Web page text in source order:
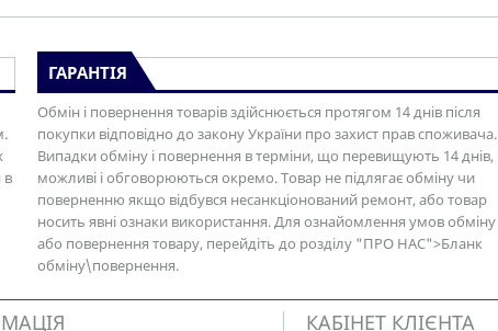
в
ГАРАНТІЯ
Обмін і повернення товарів здійснюється протягом 14 днів після
покупки відповідно до закону України про захист прав споживача.
Випадки обміну і повернення в терміни, що перевищують 14 днів,
можливі і обговорюються окремо. Товар не підлягає обміну чи
поверненню якщо відбувся несанкціонований ремонт, або товар
носить явні ознаки використання. Для ознайомлення умов обміну
або повернення товару, перейдіть до розділу "ПРО НАС">Бланк
обміну\повернення.
КАБІНЕТ КЛІЄНТА